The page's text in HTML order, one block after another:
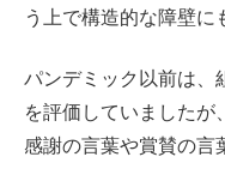
う上で構造的な障壁に
パンデミック以前は、
を評価していましたが
感謝の言葉や賞賛の言